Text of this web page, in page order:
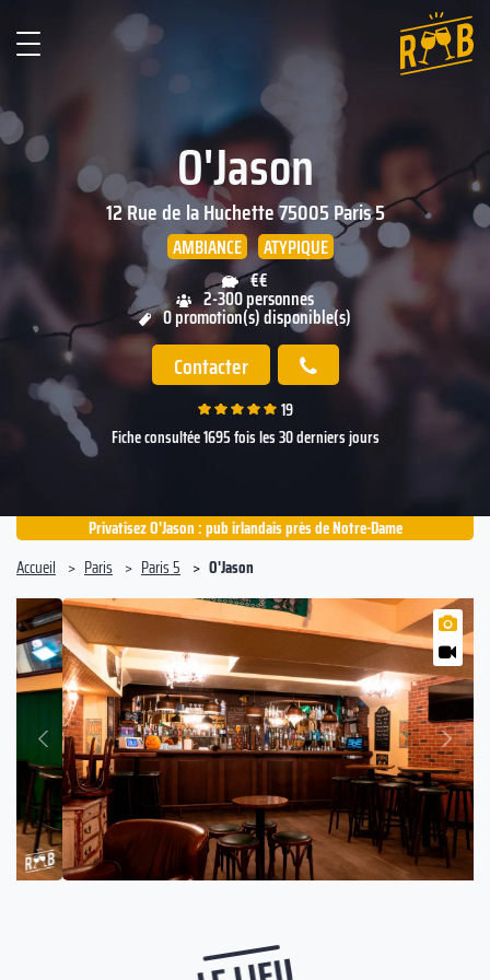
O'Jason
12 Rue de la Huchette75005Paris 5
AMBIANCE
ATYPIQUE
€€
2-300 personnes
0 promotion(s) disponible(s)
Contacter
19
Fiche consultée 1695 fois les 30 derniers jours
Privatisez O'Jason : pub irlandais près de Notre-Dame
Accueil
Paris Paris 5 O'Jason
Précédent
Suivant